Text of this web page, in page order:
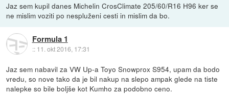
Jaz sem kupil danes Michelin CrosClimate 205/60/R16 H96 ker se
ne mislim voziti po nespluženi cesti in mislim da bo.
Formula 1
:: 11. okt 2016, 17:31
Jaz sem nabavil za VW Up-a Toyo Snowprox S954, upam da bodo
vredu, so nove tako da je bil nakup na slepo ampak glede na tiste
nalepke so bile boljše kot Kumho za podobno ceno.